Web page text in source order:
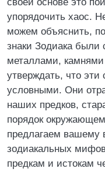
упорядочить хаос.
можем объяснить,
знаки Зодиака
металлами,
утверждать, что
условными. Они
наших предков,
порядок
предлагаем вашему
зодиакальных
предкам и истокам